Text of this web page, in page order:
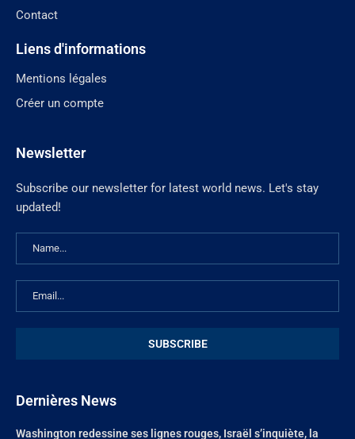
Contact
Liens d'informations
Mentions légales
Créer un compte
Newsletter
Subscribe our newsletter for latest world news. Let's stay
updated!
Dernières News
Washington redessine ses lignes rouges, Israël s’inquiète, la